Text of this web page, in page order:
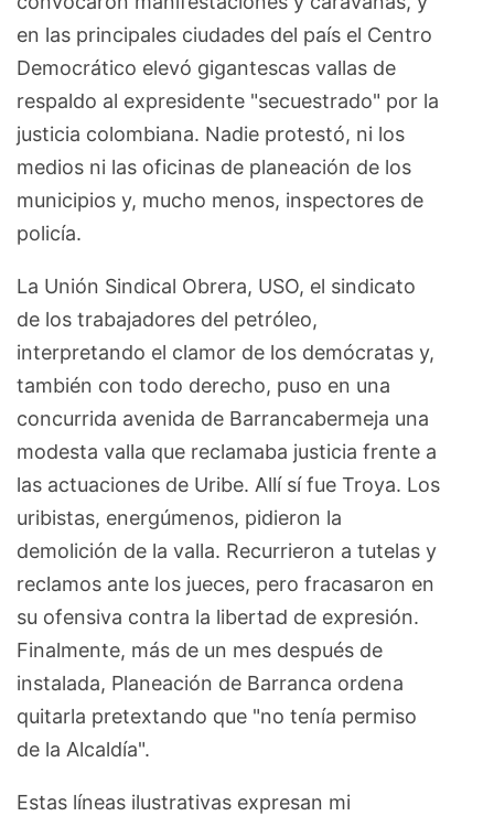
en las principales ciudades del país el Centro
Democrático elevó gigantescas vallas de
respaldo al expresidente "secuestrado" por la
justicia colombiana. Nadie protestó, ni los
medios ni las oficinas de planeación de los
municipios y, mucho menos, inspectores de
policía.
La Unión Sindical Obrera, USO, el sindicato
de los trabajadores del petróleo,
interpretando el clamor de los demócratas y,
también con todo derecho, puso en una
concurrida avenida de Barrancabermeja una
modesta valla que reclamaba justicia frente a
las actuaciones de Uribe. Allí sí fue Troya. Los
uribistas, energúmenos, pidieron la
demolición de la valla. Recurrieron a tutelas y
reclamos ante los jueces, pero fracasaron en
su ofensiva contra la libertad de expresión.
Finalmente, más de un mes después de
instalada, Planeación de Barranca ordena
quitarla pretextando que "no tenía permiso
de la Alcaldía".
Estas líneas ilustrativas expresan mi